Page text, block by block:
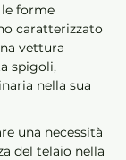
forme
caratterizzato
vettura
spigoli,
nella sua
una necessità
del telaio nella